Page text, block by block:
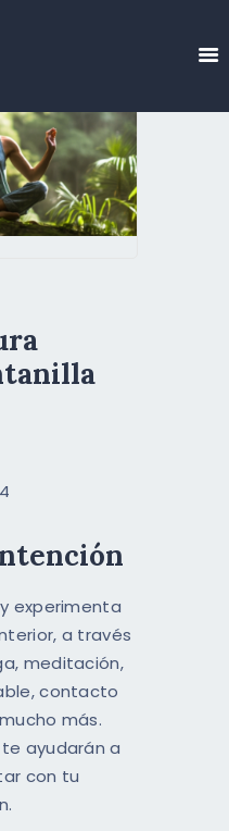
experimenta
a través
meditación,
contacto
más.
ayudarán a
con tu